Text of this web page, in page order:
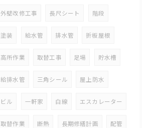
外壁改修工事 長尺シート 階段
塗装 給水管 排水管 折板屋根
高所作業 取替工事 足場 貯水槽
給排水管 三角シール 屋上防水
ビル 一軒家 白線 エスカレーター
取替作業 断熱 長期修繕計画 配管